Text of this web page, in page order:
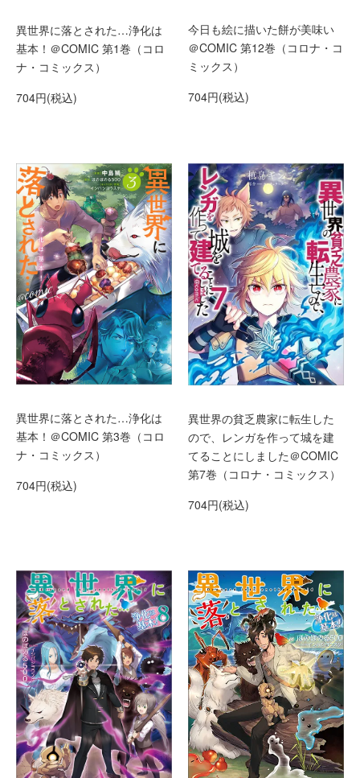
異世界に落とされた…浄化は
基本！＠COMIC 第1巻（コロ
ナ・コミックス）
704円(税込)
今日も絵に描いた餅が美味い
＠COMIC 第12巻（コロナ・コ
ミックス）
704円(税込)
異世界に落とされた…浄化は
基本！＠COMIC 第3巻（コロ
ナ・コミックス）
704円(税込)
異世界の貧乏農家に転生した
ので、レンガを作って城を建
てることにしました＠COMIC
第7巻（コロナ・コミックス）
704円(税込)